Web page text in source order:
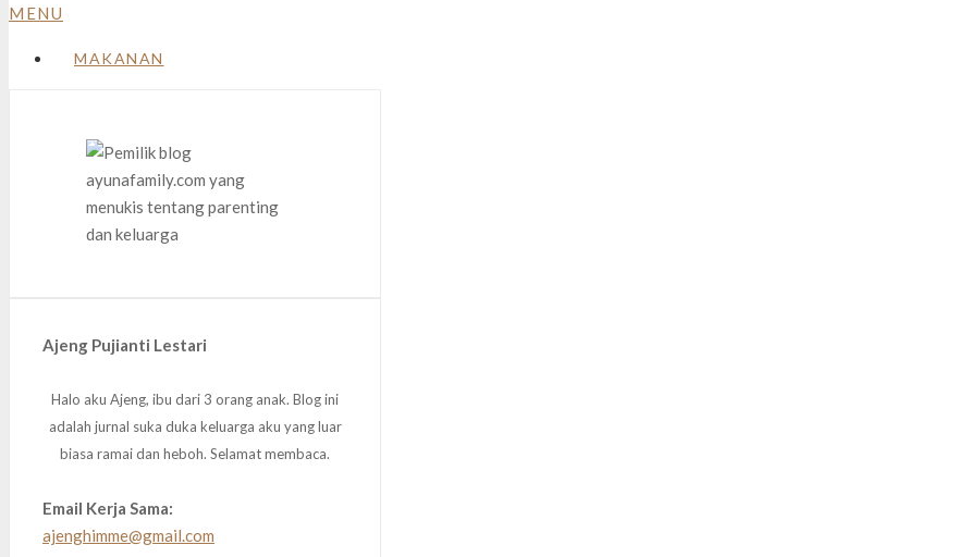
MENU
MAKANAN
Ajeng Pujianti Lestari
Halo aku Ajeng, ibu dari 3 orang anak. Blog ini
adalah jurnal suka duka keluarga aku yang luar
biasa ramai dan heboh. Selamat membaca.
Email Kerja Sama:
ajenghimme@gmail.com